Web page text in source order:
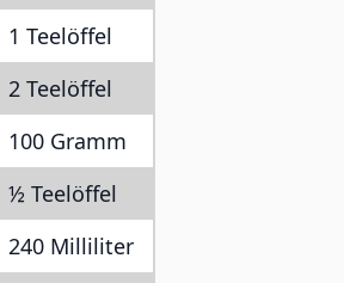
1 Teelöffel
2 Teelöffel
100 Gramm
½ Teelöffel
240 Milliliter